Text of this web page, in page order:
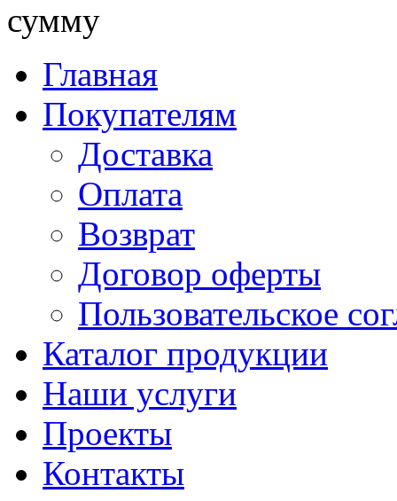
сумму
Главная
Покупателям
Доставка
Оплата
Возврат
Договор оферты
Пользовательское
Каталог продукции
Наши услуги
Проекты
Контакты